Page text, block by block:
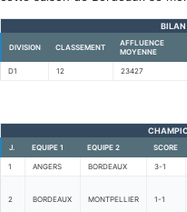
BILAN
DIVISION CLASSEMENT
AFFLUENCE
MOYENNE
D1 12 23427
J. EQUIPE 1 EQUIPE 2 SCORE
1 ANGERS BORDEAUX 3-1
2 BORDEAUX MONTPELLIER 1-1